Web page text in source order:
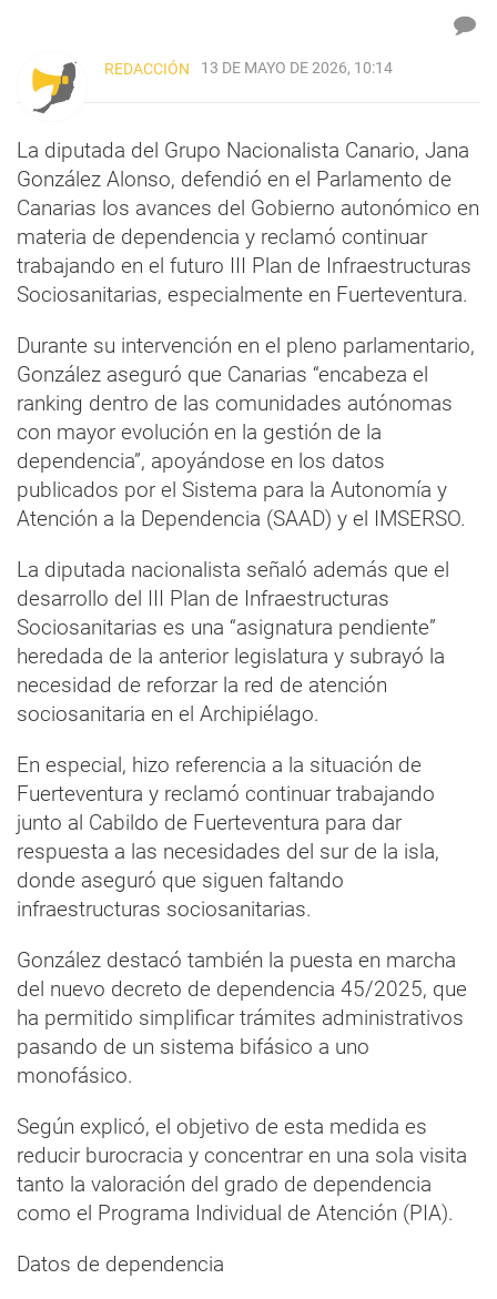
REDACCIÓN 13 DE MAYO DE 2026, 10:14
La diputada del Grupo Nacionalista Canario, Jana
González Alonso, defendió en el Parlamento de
Canarias los avances del Gobierno autonómico en
materia de dependencia y reclamó continuar
trabajando en el futuro III Plan de Infraestructuras
Sociosanitarias, especialmente en Fuerteventura.
Durante su intervención en el pleno parlamentario,
González aseguró que Canarias “encabeza el
ranking dentro de las comunidades autónomas
con mayor evolución en la gestión de la
dependencia”, apoyándose en los datos
publicados por el Sistema para la Autonomía y
Atención a la Dependencia (SAAD) y el IMSERSO.
La diputada nacionalista señaló además que el
desarrollo del III Plan de Infraestructuras
Sociosanitarias es una “asignatura pendiente”
heredada de la anterior legislatura y subrayó la
necesidad de reforzar la red de atención
sociosanitaria en el Archipiélago.
En especial, hizo referencia a la situación de
Fuerteventura y reclamó continuar trabajando
junto al Cabildo de Fuerteventura para dar
respuesta a las necesidades del sur de la isla,
donde aseguró que siguen faltando
infraestructuras sociosanitarias.
González destacó también la puesta en marcha
del nuevo decreto de dependencia 45/2025, que
ha permitido simplificar trámites administrativos
pasando de un sistema bifásico a uno
monofásico.
Según explicó, el objetivo de esta medida es
reducir burocracia y concentrar en una sola visita
tanto la valoración del grado de dependencia
como el Programa Individual de Atención (PIA).
Datos de dependencia